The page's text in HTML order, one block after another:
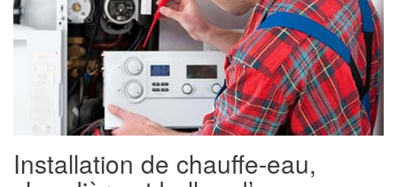
Installation de chauffe-eau,